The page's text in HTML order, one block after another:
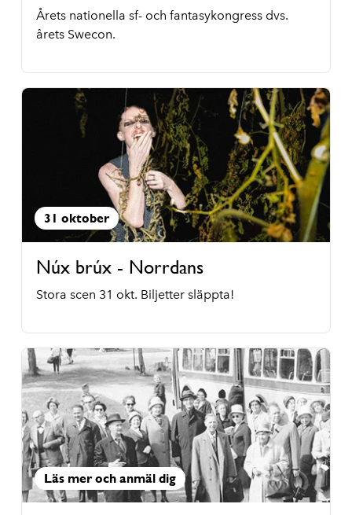
Årets nationella sf- och fantasykongress dvs.
årets Swecon.
31 oktober
Núx brúx - Norrdans
Stora scen 31 okt. Biljetter släppta!
Läs mer och anmäl dig